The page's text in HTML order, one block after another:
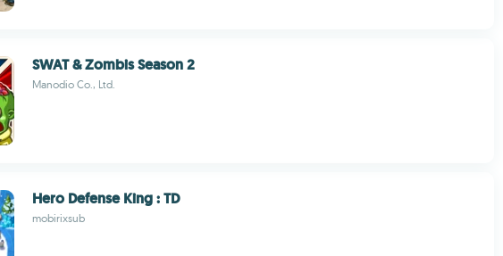
SWAT & Zombis Season 2
Manodio Co., Ltd.
Hero Defense King : TD
mobirixsub